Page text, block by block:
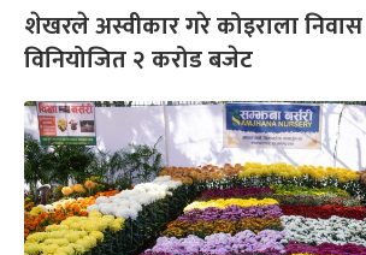
शेखरले अस्वीकार गरे कोइराला
विनियोजित २ करोड बजेट